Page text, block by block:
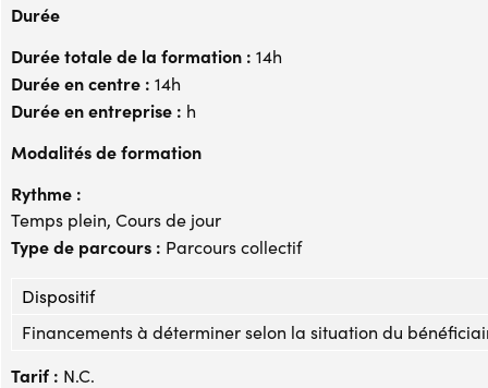
Durée
Durée totale de la formation : 14h
Durée en centre : 14h
Durée en entreprise : h
Modalités de formation
Rythme :
Temps plein, Cours de jour
Type de parcours : Parcours collectif
Dispositif
Financements à déterminer selon la situation du
Tarif : N.C.